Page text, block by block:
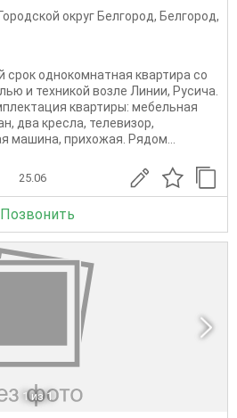
Городской округ Белгород, Белгород,
однокомнатная квартира со
и техникой возле Линии, Русича.
квартиры: мебельная
два кресла, телевизор,
машина, прихожая. Рядом...
25.06
Позвонить
1 из 1